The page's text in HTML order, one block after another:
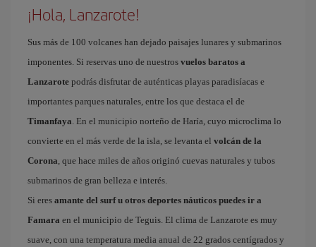
¡Hola, Lanzarote!
Sus más de 100 volcanes han dejado paisajes lunares y submarinos
imponentes. Si reservas uno de nuestros vuelos baratos a
Lanzarote podrás disfrutar de auténticas playas paradisíacas e
importantes parques naturales, entre los que destaca el de
Timanfaya. En el municipio norteño de Haría, cuyo microclima lo
convierte en el más verde de la isla, se levanta el volcán de la
Corona, que hace miles de años originó cuevas naturales y tubos
submarinos de gran belleza e interés.
Si eres amante del surf u otros deportes náuticos puedes ir a
Famara en el municipio de Teguis. El clima de Lanzarote es muy
suave, con una temperatura media anual de 22 grados centígrados y